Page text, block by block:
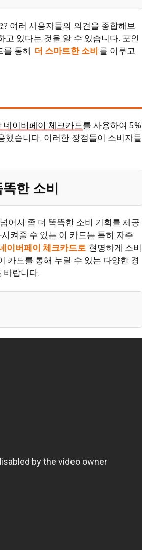
여러 사용자들의 의견을 종합해보
고 있다는 것을 알 수 있습니다. 포인
를 통해 더 스마트한 소비 를 이루고
네이버페이 체크카드를 사용하여 5%
했습니다. 이러한 장점들이 소비자들
한 소비
어서 좀 더 똑똑한 소비 기회를 제공
켜줄 수 있는 이 카드는 특히 자주
이버페이 체크카드로 현명하게 소비
카드를 통해 누릴 수 있는 다양한 경
바랍니다.